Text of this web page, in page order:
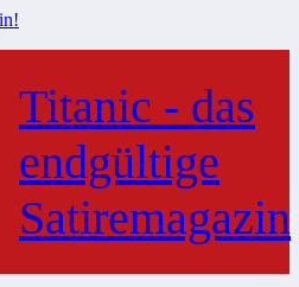
Titanic - das
endgültige
Satiremagazin